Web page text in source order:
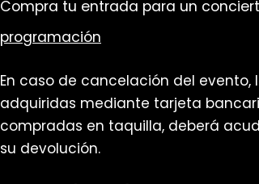
Compra tu entrada para un
programación
En caso de cancelación del
adquiridas mediante tarjeta
compradas en taquilla, deberá
su devolución.